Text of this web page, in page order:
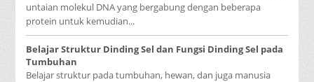
untaian molekul DNA yang bergabung dengan beberapa
protein untuk kemudian...
Belajar Struktur Dinding Sel dan Fungsi Dinding Sel pada
Tumbuhan
Belajar struktur pada tumbuhan, hewan, dan juga manusia